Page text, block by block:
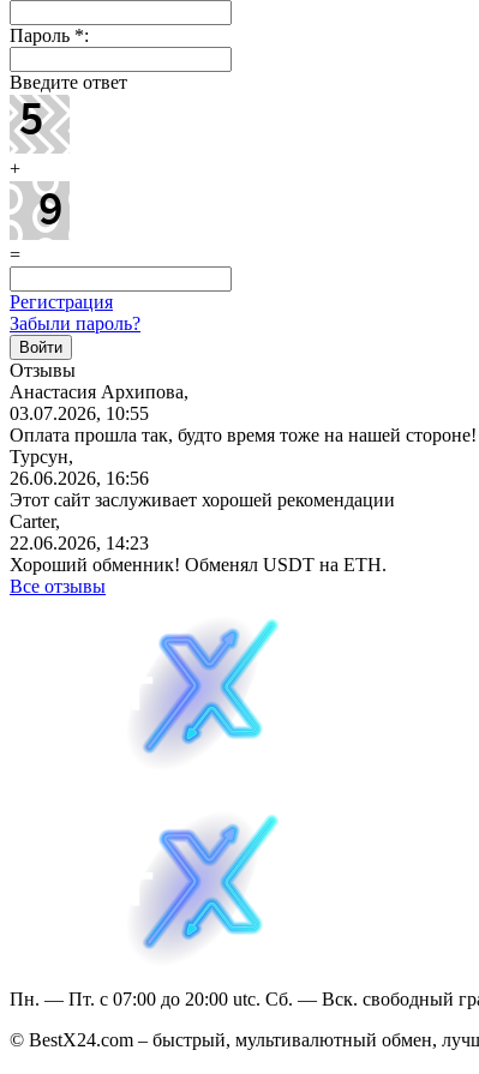
Пароль *:
Введите ответ
+
=
Регистрация
Забыли пароль?
Отзывы
Анастасия Архипова,
03.07.2026, 10:55
Оплата прошла так, будто время тоже на нашей
Турсун,
26.06.2026, 16:56
Этот сайт заслуживает хорошей рекомендации
Carter,
22.06.2026, 14:23
Хороший обменник! Обменял USDT на ETH.
Все отзывы
Пн. — Пт. с 07:00 до 20:00 utc. Сб. — Вск. свободный
© BestX24.com – быстрый, мультивалютный обмен,